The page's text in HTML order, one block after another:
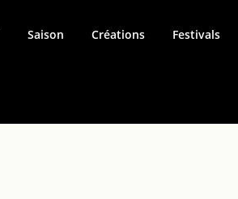
Saison Créations Festivals